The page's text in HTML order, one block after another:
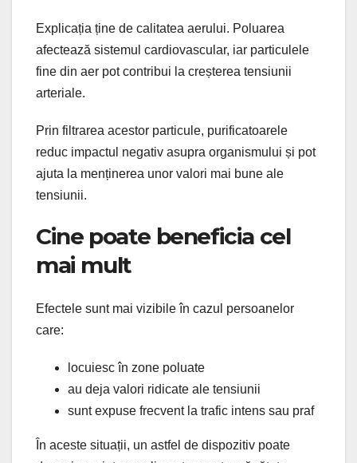
Explicația ține de calitatea aerului. Poluarea
afectează sistemul cardiovascular, iar particulele
fine din aer pot contribui la creșterea tensiunii
arteriale.
Prin filtrarea acestor particule, purificatoarele
reduc impactul negativ asupra organismului și pot
ajuta la menținerea unor valori mai bune ale
tensiunii.
Cine poate beneficia cel
mai mult
Efectele sunt mai vizibile în cazul persoanelor
care:
locuiesc în zone poluate
au deja valori ridicate ale tensiunii
sunt expuse frecvent la trafic intens sau praf
În aceste situații, un astfel de dispozitiv poate